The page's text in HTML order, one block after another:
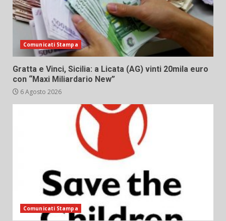
Comunicati Stampa
Gratta e Vinci, Sicilia: a Licata (AG) vinti 20mila euro
con “Maxi Miliardario New”
6 Agosto 2026
Comunicati Stampa